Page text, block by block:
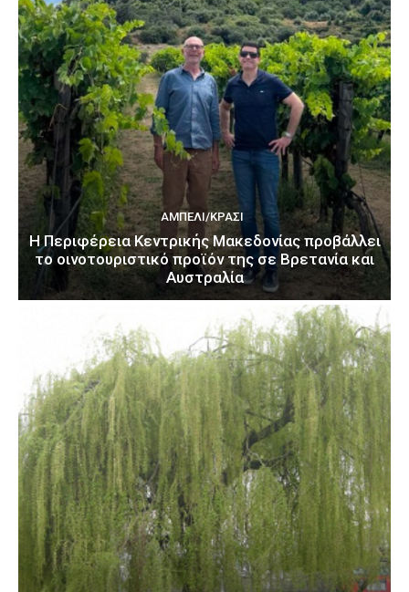
ΑΜΠΈΛΙ/ΚΡΑΣΊ
H Περιφέρεια Κεντρικής Μακεδονίας προβάλλει
το οινοτουριστικό προϊόν της σε Βρετανία και
Αυστραλία